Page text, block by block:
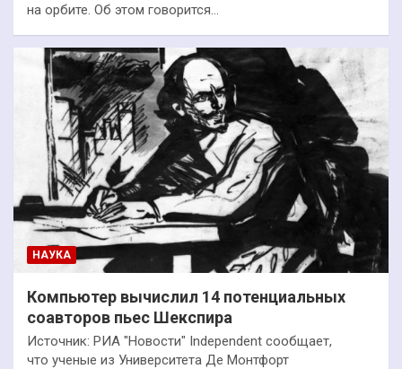
на орбите. Об этом говорится…
НАУКА
Компьютер вычислил 14 потенциальных
соавторов пьес Шекспира
Источник: РИА "Новости" Independent сообщает,
что ученые из Университета Де Монтфорт